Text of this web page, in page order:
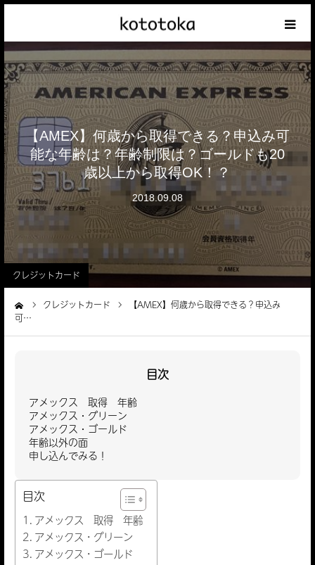
【AMEX】何歳から取得できる？申込み可
能な年齢は？年齢制限は？ゴールドも20
歳以上から取得OK！？
2018.09.08
クレジットカード
クレジットカード
【AMEX】何歳から取得できる？申込み
可…
目次
アメックス 取得 年齢
アメックス・グリーン
アメックス・ゴールド
年齢以外の面
申し込んでみる！
目次
アメックス 取得 年齢
アメックス・グリーン
アメックス・ゴールド
Appleの話
クレジットカードの話
iPhoneの話
その他の話
テーマリスト